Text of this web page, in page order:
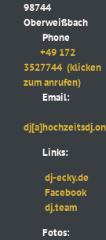
98744
Oberweißbach
Phone
+49 172
3527744 (klicken
zum anrufen)
Email:
Links:
dj-ecky.de
Facebook
dj.team
Fotos: